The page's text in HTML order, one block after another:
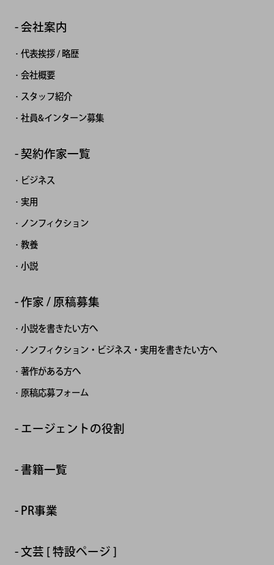
会社案内
代表挨拶 / 略歴
会社概要
スタッフ紹介
社員&インターン募集
契約作家一覧
ビジネス
実用
ノンフィクション
教養
小説
作家 / 原稿募集
小説を書きたい方へ
ノンフィクション・ビジネス・実用を書きたい方へ
著作がある方へ
原稿応募フォーム
エージェントの役割
書籍一覧
PR事業
文芸 [ 特設ページ ]